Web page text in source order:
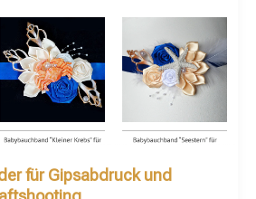
für Gipsabdruck und